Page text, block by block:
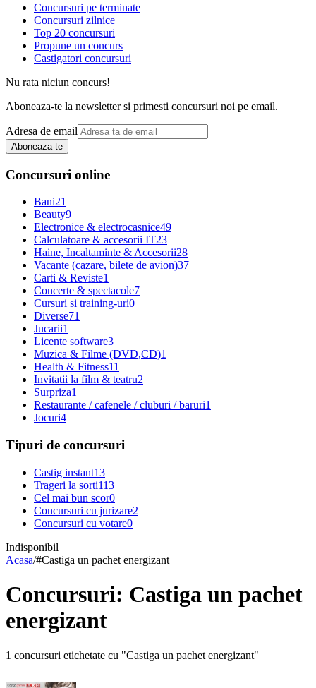
Concursuri pe terminate
Concursuri zilnice
Top 20 concursuri
Propune un concurs
Castigatori concursuri
Nu rata niciun concurs!
Aboneaza-te la newsletter si primesti concursuri noi pe email.
Adresa de email
Aboneaza-te
Concursuri online
Bani21
Beauty9
Electronice & electrocasnice49
Calculatoare & accesorii IT23
Haine, Incaltaminte & Accesorii28
Vacante (cazare, bilete de avion)37
Carti & Reviste1
Concerte & spectacole7
Cursuri si training-uri0
Diverse71
Jucarii1
Licente software3
Muzica & Filme (DVD,CD)1
Health & Fitness11
Invitatii la film & teatru2
Surpriza1
Restaurante / cafenele / cluburi / baruri1
Jocuri4
Tipuri de concursuri
Castig instant13
Trageri la sorti113
Cel mai bun scor0
Concursuri cu jurizare2
Concursuri cu votare0
Indisponibil
Acasa/#Castiga un pachet energizant
Concursuri: Castiga un pachet
energizant
1 concursuri etichetate cu "Castiga un pachet energizant"